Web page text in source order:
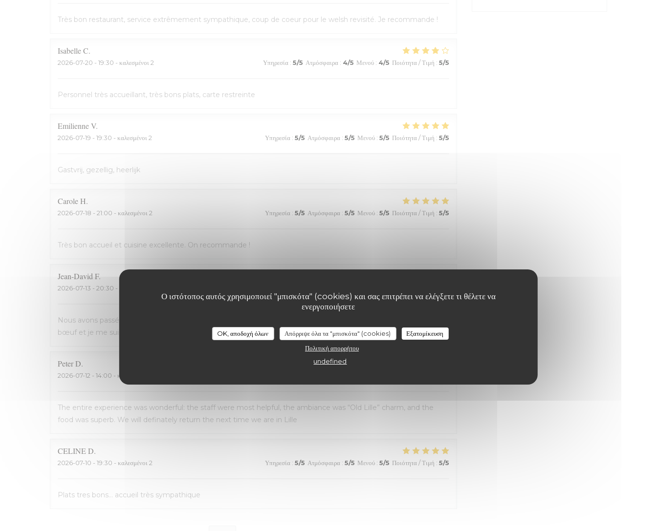
Ο ιστότοπος αυτός χρησιμοποιεί "μπισκότα" (cookies) και σας επιτρέπει να ελέγξετε τι θέλετε να
ενεργοποιήσετε
OK, αποδοχή όλων Απόρριψε όλα τα "μπισκότα" (cookies)
Εξατομίκευση
Πολιτική απορρήτου
undefined
Très bon restaurant, service extrêmement sympathique, coup de coeur pour le welsh revisité. Je recommande !
IsabelleC
2026-07-20 - 19:30 - καλεσμένοι 2 Υπηρεσία: 5/5 Ατμόσφαιρα: 4/5 Μενού: 4/5 Ποιότητα / Τιμή : 5/5
Personnel très accueillant, très bons plats, carte restreinte
EmilienneV
2026-07-19 - 19:30 - καλεσμένοι 2 Υπηρεσία: 5/5 Ατμόσφαιρα: 5/5 Μενού: 5/5 Ποιότητα / Τιμή : 5/5
Gastvrij, gezellig, heerlijk
CaroleH
2026-07-18 - 21:00 - καλεσμένοι 2 Υπηρεσία: 5/5 Ατμόσφαιρα: 5/5 Μενού: 5/5 Ποιότητα / Τιμή : 5/5
Très bon accueil et cuisine excellente. On recommande !
Jean-David F
2026-07-13 - 20:30 - καλεσμένοι 2
Nous avons passé une excellente soirée, service au top et nourriture de très bonne qualité. J’ai pris la cote de
bœuf et je me suis régalé. Les frites étaient aussi excellentes. Nous recommandons sans aucune hésitation.
PeterD
2026-07-12 - 14:00 - καλεσμένοι 2
The entire experience was wonderful: the staff were most helpful, the ambiance was “Old Lille” charm, and the
food was superb. We will definately return the next time we are in Lille
CELINED
2026-07-10 - 19:30 - καλεσμένοι 2 Υπηρεσία: 5/5 Ατμόσφαιρα: 5/5 Μενού: 5/5 Ποιότητα / Τιμή : 5/5
Plats tres bons... accueil très sympathique